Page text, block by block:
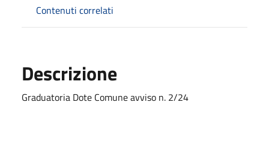
Contenuti correlati
Descrizione
Graduatoria Dote Comune avviso n. 2/24